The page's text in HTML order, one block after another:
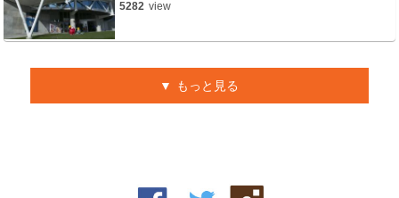
5282 view
もっと見る